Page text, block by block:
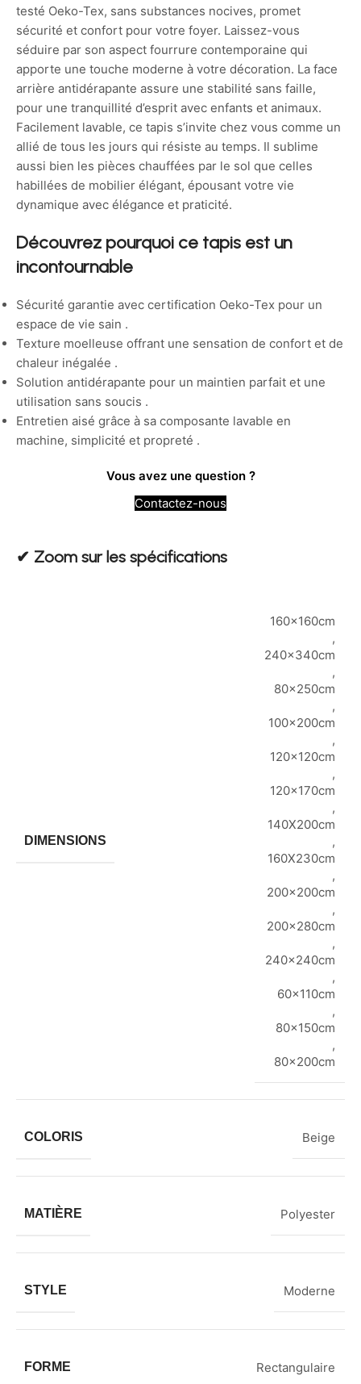
testé Oeko-Tex, sans substances nocives, promet
sécurité et confort pour votre foyer. Laissez-vous
séduire par son aspect fourrure contemporaine qui
apporte une touche moderne à votre décoration. La face
arrière antidérapante assure une stabilité sans faille,
pour une tranquillité d’esprit avec enfants et animaux.
Facilement lavable, ce tapis s’invite chez vous comme un
allié de tous les jours qui résiste au temps. Il sublime
aussi bien les pièces chauffées par le sol que celles
habillées de mobilier élégant, épousant votre vie
dynamique avec élégance et praticité.
Découvrez pourquoi ce tapis est un
incontournable
Sécurité garantie avec certification Oeko-Tex pour un
espace de vie sain .
Texture moelleuse offrant une sensation de confort et de
chaleur inégalée .
Solution antidérapante pour un maintien parfait et une
utilisation sans soucis .
Entretien aisé grâce à sa composante lavable en
machine, simplicité et propreté .
Vous avez une question ?
Contactez-nous
✔︎ Zoom sur les spécifications
DIMENSIONS
160x160cm
,
240x340cm
,
80x250cm
,
100x200cm
,
120x120cm
,
120x170cm
,
140X200cm
,
160X230cm
,
200x200cm
,
200x280cm
,
240x240cm
,
60x110cm
,
80x150cm
,
80x200cm
COLORIS Beige
MATIÈRE Polyester
STYLE Moderne
FORME Rectangulaire